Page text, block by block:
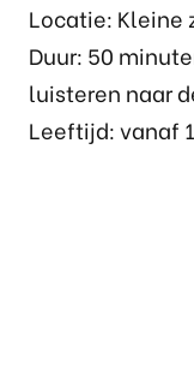
Locatie: Kleine
Duur: 50
luisteren naar
Leeftijd: vanaf